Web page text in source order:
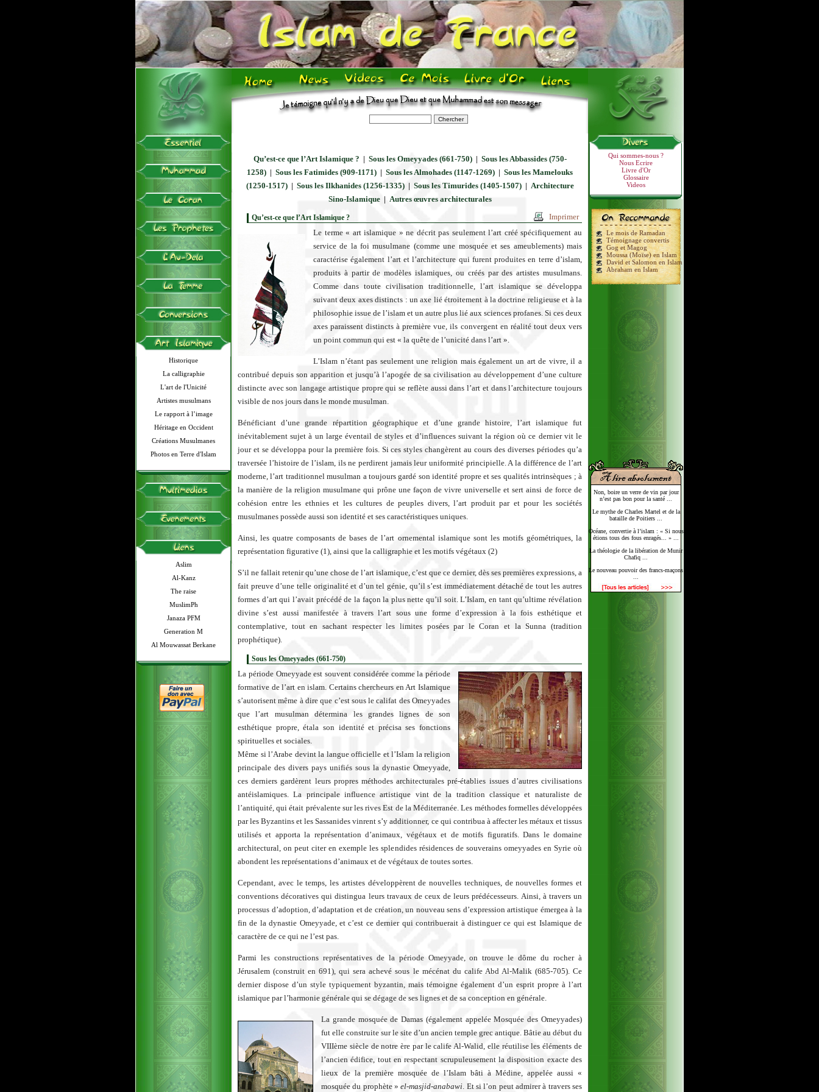
Historique
La calligraphie
L'art de l'Unicité
Artistes musulmans
Le rapport à l’image
Héritage en Occident
Créations Musulmanes
Photos en Terre d'Islam
Aslim
Al-Kanz
The raise
MuslimPh
Janaza PFM
Generation M
Al Mouwassat Berkane
Qui sommes-nous ?
Nous Ecrire
Livre d'Or
Glossaire
Videos
Le mois de Ramadan
Témoignage convertis
Gog et Magog
Moussa (Moïse) en Islam
David et Salomon en Islam
Abraham en Islam
Non, boire un verre de vin par jour
n’est pas bon pour la santé ...
Le mythe de Charles Martel et de la
bataille de Poitiers ...
Océane, convertie à l’islam : « Si nous
étions tous des fous enragés... » ...
La théologie de la libération de Munir
Chafiq ...
Le nouveau pouvoir des francs-maçons
Qu’est-ce que l’Art Islamique ? | Sous les Omeyyades (661-750)| Sous les Abbassides (750-
1258) | Sous les Fatimides (909-1171) | Sous les Almohades (1147-1269) | Sous les Mamelouks
(1250-1517)| Sous les Ilkhanides (1256-1335)| Sous les Timurides (1405-1507)| Architecture
Sino-Islamique| Autres œuvres architecturales
Imprimer
Qu’est-ce que l’Art Islamique ?
Le terme « art islamique » ne décrit pas seulement l’art créé spécifiquement au
service de la foi musulmane (comme une mosquée et ses ameublements) mais
caractérise également l’art et l’architecture qui furent produites en terre d’islam,
produits à partir de modèles islamiques, ou créés par des artistes musulmans.
Comme dans toute civilisation traditionnelle, l’art islamique se développa
suivant deux axes distincts : un axe lié étroitement à la doctrine religieuse et à la
philosophie issue de l’islam et un autre plus lié aux sciences profanes. Si ces deux
axes paraissent distincts à première vue, ils convergent en réalité tout deux vers
un point commun qui est « la quête de l’unicité dans l’art ».
L’Islam n’étant pas seulement une religion mais également un art de vivre, il a
contribué depuis son apparition et jusqu’à l’apogée de sa civilisation au développement d’une culture
distincte avec son langage artistique propre qui se reflète aussi dans l’art et dans l’architecture toujours
visible de nos jours dans le monde musulman.
Bénéficiant d’une grande répartition géographique et d’une grande histoire, l’art islamique fut
inévitablement sujet à un large éventail de styles et d’influences suivant la région où ce dernier vit le
jour et se développa pour la première fois. Si ces styles changèrent au cours des diverses périodes qu’a
traversée l’histoire de l’islam, ils ne perdirent jamais leur uniformité principielle. A la différence de l’art
moderne, l’art traditionnel musulman a toujours gardé son identité propre et ses qualités intrinsèques ; à
la manière de la religion musulmane qui prône une façon de vivre universelle et sert ainsi de force de
cohésion entre les ethnies et les cultures de peuples divers, l’art produit par et pour les sociétés
musulmanes possède aussi son identité et ses caractéristiques uniques.
Ainsi, les quatre composants de bases de l’art ornemental islamique sont les motifs géométriques, la
représentation figurative (1), ainsi que la calligraphie et les motifs végétaux (2)
S’il ne fallait retenir qu’une chose de l’art islamique, c’est que ce dernier, dès ses premières expressions, a
fait preuve d’une telle originalité et d’un tel génie, qu’il s’est immédiatement détaché de tout les autres
formes d’art qui l’avait précédé de la façon la plus nette qu’il soit. L’Islam, en tant qu’ultime révélation
divine s’est aussi manifestée à travers l’art sous une forme d’expression à la fois esthétique et
contemplative, tout en sachant respecter les limites posées par le Coran et la Sunna (tradition
prophétique).
Sous les Omeyyades (661-750)
La période Omeyyade est souvent considérée comme la période
formative de l’art en islam. Certains chercheurs en Art Islamique
s’autorisent même à dire que c’est sous le califat des Omeyyades
que l’art musulman détermina les grandes lignes de son
esthétique propre, étala son identité et précisa ses fonctions
spirituelles et sociales.
Même si l’Arabe devint la langue officielle et l’Islam la religion
principale des divers pays unifiés sous la dynastie Omeyyade,
ces derniers gardèrent leurs propres méthodes architecturales pré-établies issues d’autres civilisations
antéislamiques. La principale influence artistique vint de la tradition classique et naturaliste de
l’antiquité, qui était prévalente sur les rives Est de la Méditerranée. Les méthodes formelles développées
par les Byzantins et les Sassanides vinrent s’y additionner, ce qui contribua à affecter les métaux et tissus
utilisés et apporta la représentation d’animaux, végétaux et de motifs figuratifs. Dans le domaine
architectural, on peut citer en exemple les splendides résidences de souverains omeyyades en Syrie où
abondent les représentations d’animaux et de végétaux de toutes sortes.
Cependant, avec le temps, les artistes développèrent de nouvelles techniques, de nouvelles formes et
conventions décoratives qui distingua leurs travaux de ceux de leurs prédécesseurs. Ainsi, à travers un
processus d’adoption, d’adaptation et de création, un nouveau sens d’expression artistique émergea à la
fin de la dynastie Omeyyade, et c’est ce dernier qui contribuerait à distinguer ce qui est Islamique de
caractère de ce qui ne l’est pas.
Parmi les constructions représentatives de la période Omeyyade, on trouve le dôme du rocher à
Jérusalem (construit en 691), qui sera achevé sous le mécénat du calife Abd Al-Malik (685-705). Ce
dernier dispose d’un style typiquement byzantin, mais témoigne également d’un esprit propre à l’art
islamique par l’harmonie générale qui se dégage de ses lignes et de sa conception en générale.
La grande mosquée de Damas (également appelée Mosquée des Omeyyades)
fut elle construite sur le site d’un ancien temple grec antique. Bâtie au début du
VIIIème siècle de notre ère par le calife Al-Walid, elle réutilise les éléments de
l’ancien édifice, tout en respectant scrupuleusement la disposition exacte des
lieux de la première mosquée de l’Islam bâti à Médine, appelée aussi «
mosquée du prophète »el-masjid-anabawi. Et si l’on peut admirer à travers ses